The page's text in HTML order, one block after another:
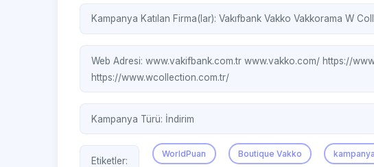
Kampanya Katılan Firma(lar): Vakıfbank Vakko Vakkorama W
Web Adresi: www.vakifbank.com.tr www.vakko.com/‎ https://
https://www.wcollection.com.tr/
Kampanya Türü: İndirim
Etiketler:
WorldPuan Boutique Vakko kampanya